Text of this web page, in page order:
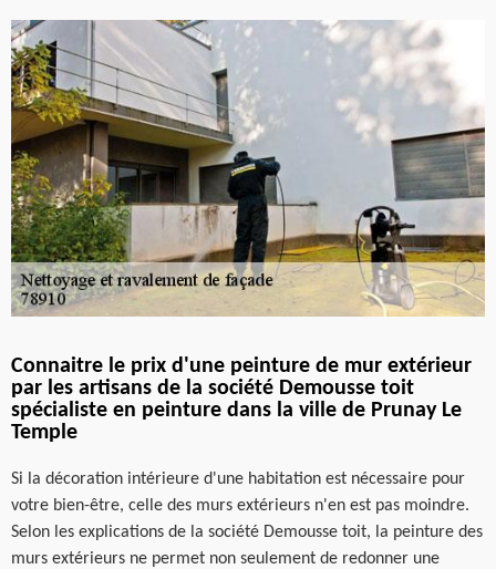
Connaitre le prix d'une peinture de mur extérieur
par les artisans de la société Demousse toit
spécialiste en peinture dans la ville de Prunay Le
Temple
Si la décoration intérieure d'une habitation est nécessaire pour
votre bien-être, celle des murs extérieurs n'en est pas moindre.
Selon les explications de la société Demousse toit, la peinture des
murs extérieurs ne permet non seulement de redonner une